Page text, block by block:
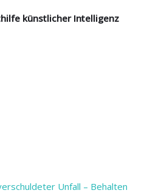
künstlicher Intelligenz
Unfall – Behalten